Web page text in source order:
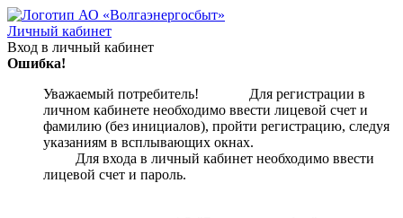
Личный кабинет
Вход в личный кабинет
Ошибка!
Уважаемый потребитель! Для регистрации в
личном кабинете необходимо ввести лицевой счет и
фамилию (без инициалов), пройти регистрацию, следуя
указаниям в всплывающих окнах.
Для входа в личный кабинет необходимо ввести
лицевой счет и пароль.